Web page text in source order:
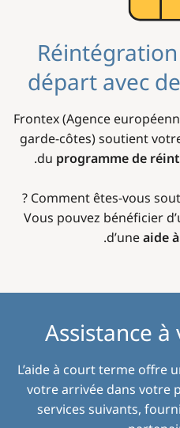
départ avec
Frontex (Agence
garde-côtes) soutient
du programme de
Comment êtes-vous
Vous pouvez bénéficier
d’uneaide
.
Assistance
L’aide à court terme offre
votre arrivée dans votre
services suivants,